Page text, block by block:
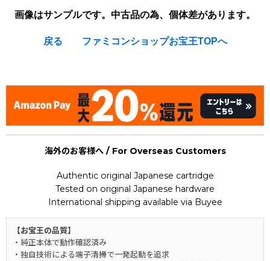
画像はサンプルです。中古品の為、個体差があります。
戻る ファミコンショップお宝王TOPへ
海外のお客様へ / For Overseas Customers
Authentic original Japanese cartridge
Tested on original Japanese hardware
International shipping available via Buyee
【お宝王の品質】
・純正本体で動作確認済み
・独自技術による端子清掃で一発起動を追求